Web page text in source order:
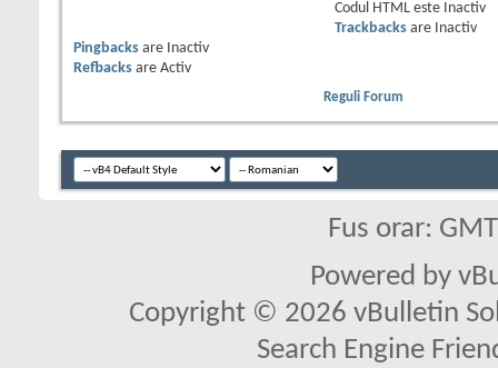
Codul HTML este
Inactiv
Trackbacksare
Inactiv
Pingbacks are
Inactiv
Refbacks are Activ
Reguli Forum
Fus orar:
Powered by
Copyright © 2026 vBulletin
Search Engine